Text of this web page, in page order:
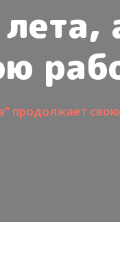
продолжает свою